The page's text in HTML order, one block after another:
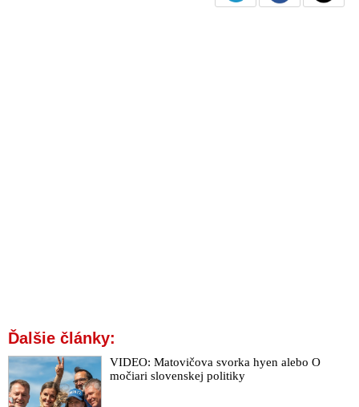
Ďalšie články:
VIDEO: Matovičova svorka hyen alebo O
močiari slovenskej politiky